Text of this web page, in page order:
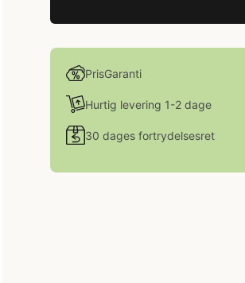
PrisGaranti
Hurtig levering 1-2 dage
30 dages fortrydelsesret